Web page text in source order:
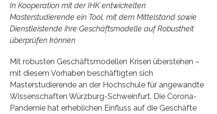
In Kooperation mit der IHK entwickelten
Masterstudierende ein Tool, mit dem Mittelstand sowie
Dienstleistende ihre Geschäftsmodelle auf Robustheit
überprüfen können
Mit robusten Geschäftsmodellen Krisen überstehen –
mit diesem Vorhaben beschäftigten sich
Masterstudierende an der Hochschule für angewandte
Wissenschaften Würzburg-Schweinfurt. Die Corona-
Pandemie hat erheblichen Einfluss auf die Geschäfte